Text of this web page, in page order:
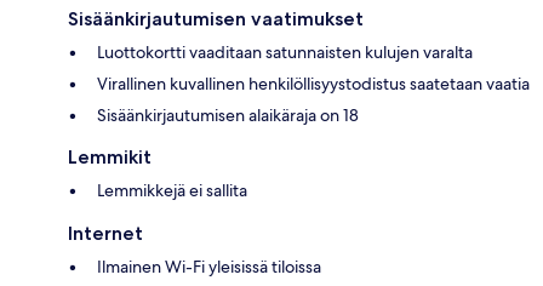
Sisäänkirjautumisen vaatimukset
Luottokortti vaaditaan satunnaisten kulujen varalta
Virallinen kuvallinen henkilöllisyystodistus saatetaan vaatia
Sisäänkirjautumisen alaikäraja on 18
Lemmikit
Lemmikkejä ei sallita
Internet
Ilmainen Wi-Fi yleisissä tiloissa